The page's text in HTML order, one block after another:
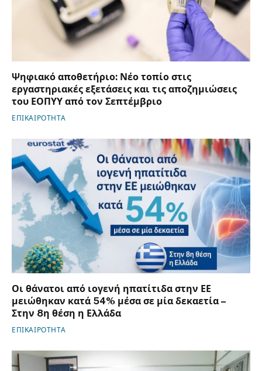
Ψηφιακό αποθετήριο: Νέο τοπίο στις
εργαστηριακές εξετάσεις και τις αποζημιώσεις
του ΕΟΠΥΥ από τον Σεπτέμβριο
ΕΠΙΚΑΙΡΟΤΗΤΑ
Οι θάνατοι από ιογενή ηπατίτιδα στην ΕΕ
μειώθηκαν κατά 54% μέσα σε μία δεκαετία –
Στην 8η θέση η Ελλάδα
ΕΠΙΚΑΙΡΟΤΗΤΑ